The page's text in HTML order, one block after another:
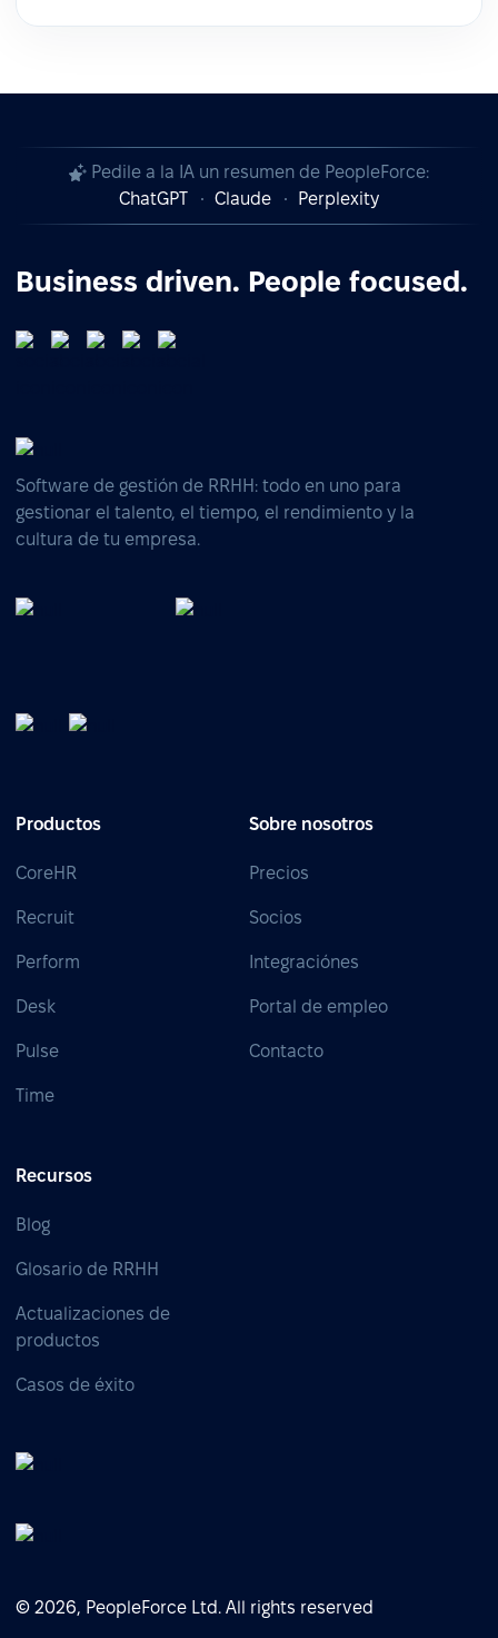
Pedile a la IA un resumen de PeopleForce:
ChatGPT
Claude Perplexity
Business driven. People focused.
Software de gestión de RRHH: todo en uno para
gestionar el talento, el tiempo, el rendimiento y la
cultura de tu empresa.
Productos
CoreHR
Recruit
Perform
Desk
Pulse
Time
Sobre nosotros
Precios
Socios
Integraciónes
Portal de empleo
Contacto
Recursos
Blog
Glosario de RRHH
Actualizaciones de
productos
Casos de éxito
© 2026, PeopleForce Ltd. All rights reserved